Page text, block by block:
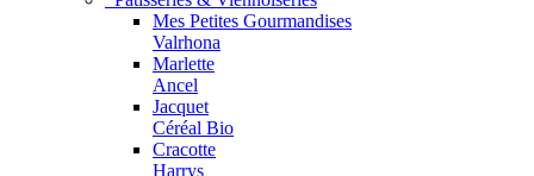
Mes Petites Gourmandises
Valrhona
Marlette
Ancel
Jacquet
Céréal Bio
Cracotte
Harrys